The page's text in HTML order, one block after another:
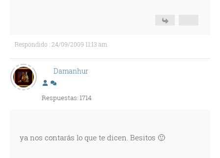
Respondido : 24/09/2009 11:13 am
Damanhur
Respuestas: 1714
ya nos contarás lo que te dicen. Besitos 🙂